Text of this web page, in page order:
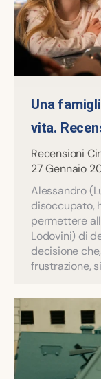
Una
vita.
Recensioni
27 Gennaio
Alessandro
disoccupato,
permettere
Lodovini) di
decisione
frustrazione,